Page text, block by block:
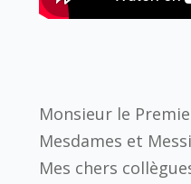
Monsieur le
Mesdames et
Mes chers